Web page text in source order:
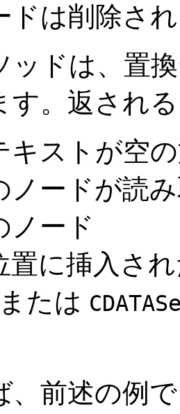
ドは削除さ
ッドは、置
す。返され
キストが空
ノードが読
ノード
置に挿入さ
または
、前述の例